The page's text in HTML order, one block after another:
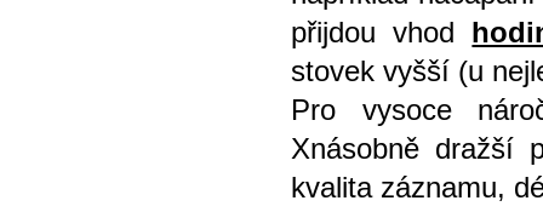
přijdou vhod
stovek vyšší (u
Pro vysoce
Xnásobně dražší
kvalita záznamu,